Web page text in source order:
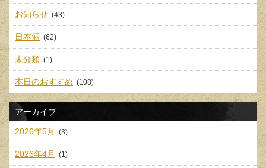
お知らせ (43)
日本酒 (62)
未分類 (1)
本日のおすすめ (108)
アーカイブ
2026年5月 (3)
2026年4月 (1)